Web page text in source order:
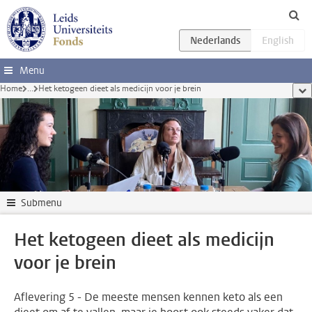
Ga direct naar de inhoud
Menu
Home ... Het ketogeen dieet als medicijn voor je brein
Submenu
Het ketogeen dieet als medicijn
voor je brein
Aflevering 5 - De meeste mensen kennen keto als een